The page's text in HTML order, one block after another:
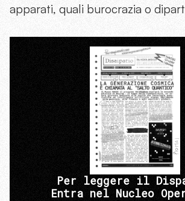
apparati, quali burocrazia o
Per leggere il
Entra nel Nucleo